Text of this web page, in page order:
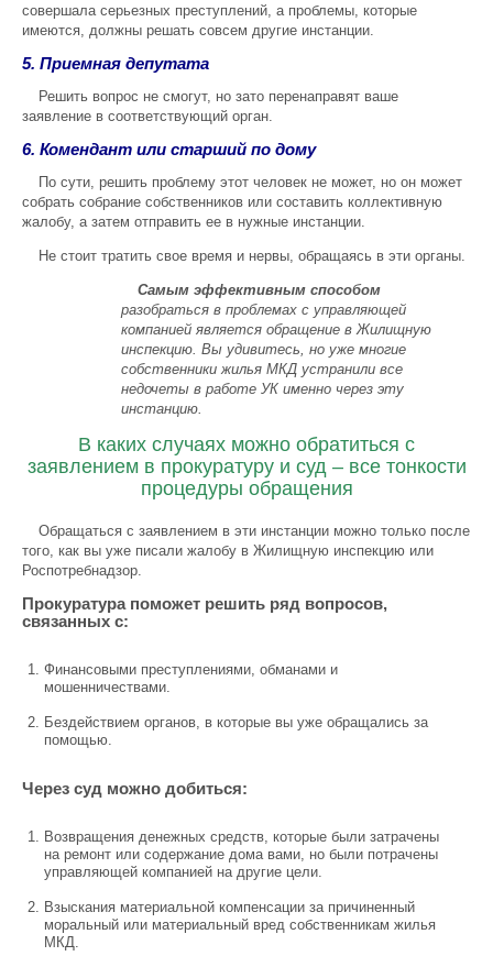
совершала серьезных преступлений, а проблемы, которые
имеются, должны решать совсем другие инстанции.
5. Приемная депутата
Решить вопрос не смогут, но зато перенаправят ваше
заявление в соответствующий орган.
6. Комендант или старший по дому
По сути, решить проблему этот человек не может, но он может
собрать собрание собственников или составить коллективную
жалобу, а затем отправить ее в нужные инстанции.
Не стоит тратить свое время и нервы, обращаясь в эти органы.
Самым эффективным способом
разобраться в проблемах с управляющей
компанией является обращение в Жилищную
инспекцию. Вы удивитесь, но уже многие
собственники жилья МКД устранили все
недочеты в работе УК именно через эту
инстанцию.
В каких случаях можно обратиться с
заявлением в прокуратуру и суд – все тонкости
процедуры обращения
Обращаться с заявлением в эти инстанции можно только после
того, как вы уже писали жалобу в Жилищную инспекцию или
Роспотребнадзор.
Прокуратура поможет решить ряд вопросов,
связанных с:
Финансовыми преступлениями, обманами и
мошенничествами.
Бездействием органов, в которые вы уже обращались за
помощью.
Через суд можно добиться:
Возвращения денежных средств, которые были затрачены
на ремонт или содержание дома вами, но были потрачены
управляющей компанией на другие цели.
Взыскания материальной компенсации за причиненный
моральный или материальный вред собственникам жилья
МКД.